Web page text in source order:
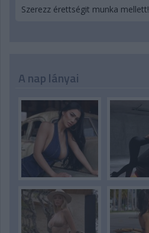
Szerezz érettségit munka mellett!
A nap lányai